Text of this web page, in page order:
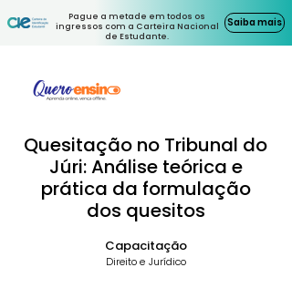
Pague a metade em todos os
ingressos com a Carteira Nacional
de Estudante.
Saiba mais
Quesitação no Tribunal do
Júri: Análise teórica e
prática da formulação
dos quesitos
Capacitação
Direito e Jurídico